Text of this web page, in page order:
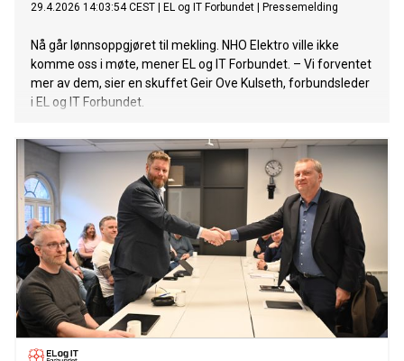
29.4.2026 14:03:54 CEST EL og IT Forbundet Pressemelding
Nå går lønnsoppgjøret til mekling. NHO Elektro ville ikke
komme oss i møte, mener EL og IT Forbundet. – Vi forventet
mer av dem, sier en skuffet Geir Ove Kulseth, forbundsleder
i EL og IT Forbundet.